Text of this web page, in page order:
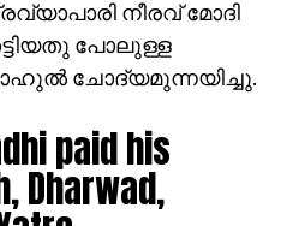
നീരവ് മോദി
പോലുള്ള
ചോദ്യമുന്നയിച്ചു.
paid his
Dharwad,